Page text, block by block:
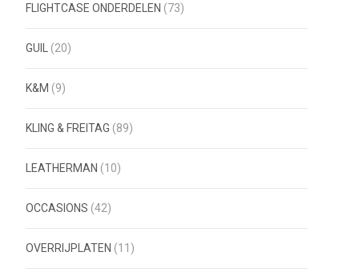
FLIGHTCASE ONDERDELEN (73)
GUIL (20)
K&M (9)
KLING & FREITAG (89)
LEATHERMAN (10)
OCCASIONS (42)
OVERRIJPLATEN (11)